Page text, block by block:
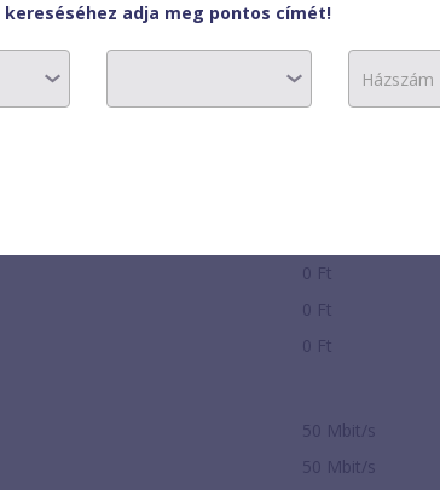
0 Ft
0 Ft
0 Ft
50 Mbit/s
50 Mbit/s
adja meg pontos címét!